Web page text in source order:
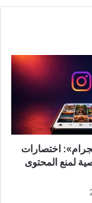
اختصارات
لمنع المحتوى